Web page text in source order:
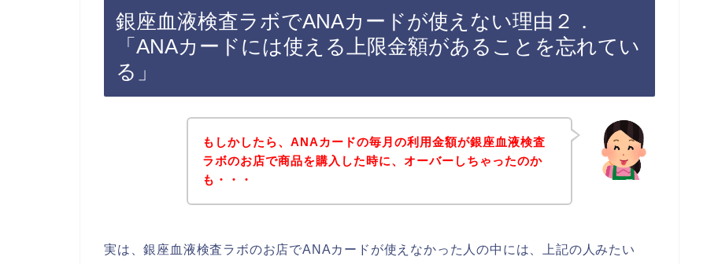
銀座血液検査ラボでANAカードが使えない理由２．
「ANAカードには使える上限金額があることを忘れてい
る」
もしかしたら、ANAカードの毎月の利用金額が銀座血液検査
ラボのお店で商品を購入した時に、オーバーしちゃったのか
も・・・
実は、銀座血液検査ラボのお店でANAカードが使えなかった人の中には、上記の人みたい